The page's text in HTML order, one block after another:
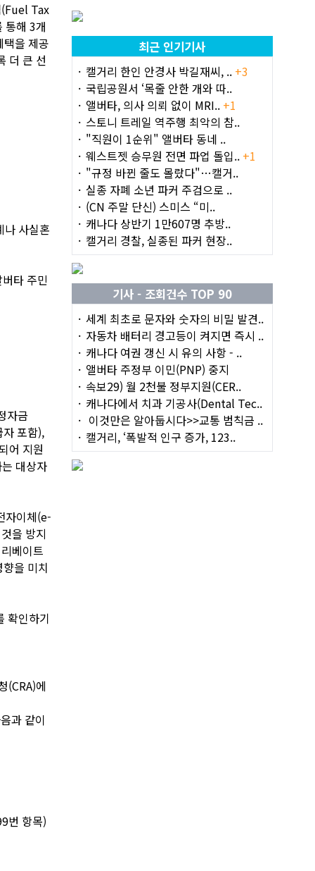
(Fuel Tax
통해 3개
을 제공
더 큰 선
나 사실혼
타 주민
자금
포함),
어 지원
대상자
자이체(e-
을 방지
베이트
을 미치
확인하기
(CRA)에
과 같이
번 항목)
최근 인기기사
캘거리 한인 안경사 박길재씨, .. +3
국립공원서 ‘목줄 안한 개와 따..
앨버타, 의사 의뢰 없이 MRI.. +1
스토니 트레일 역주행 최악의 참..
"직원이 1순위" 앨버타 동네 ..
웨스트젯 승무원 전면 파업 돌입.. +1
"규정 바뀐 줄도 몰랐다"…캘거..
실종 자폐 소년 파커 주검으로 ..
(CN 주말 단신) 스미스 “미..
캐나다 상반기 1만607명 추방..
캘거리 경찰, 실종된 파커 현장..
기사 - 조회건수 TOP 90
세계 최초로 문자와 숫자의 비밀 발견..
자동차 배터리 경고등이 켜지면 즉시 ..
캐나다 여권 갱신 시 유의 사항 - ..
앨버타 주정부 이민(PNP) 중지
속보29) 월 2천불 정부지원(CER..
캐나다에서 치과 기공사(Dental Tec..
이것만은 알아둡시다>>교통 범칙금 ..
캘거리, ‘폭발적 인구 증가, 123..